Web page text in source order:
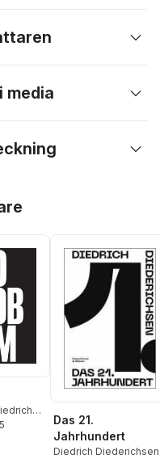
media
Kara
Das 21.
Jahrhundert
Diedrich Diederichsen